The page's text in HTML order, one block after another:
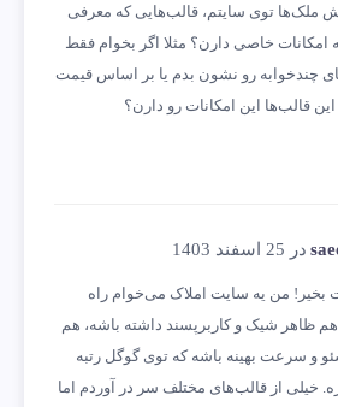
ملک‌ها توی سایتم، قالب‌هایی که معرفی
امکانات خاصی دارن؟ مثلا اگر بخوام فقط
چندخوابه رو نشون بدم یا بر اساس قیمت
این قالب‌ها این امکانات رو دارن؟
در 25 اسفند 1403
بخیر! من یه سایت املاک می‌خوام راه
هم ظاهر شیک و کاربرپسند داشته باشه، هم
و سرعت بهینه باشه که توی گوگل رتبه
خیلی از قالب‌های مختلف سر در آوردم اما